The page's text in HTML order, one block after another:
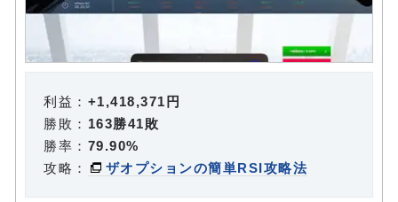
利益： +1,418,371円
勝敗： 163勝41敗
勝率： 79.90%
攻略：
ザオプションの簡単RSI攻略法